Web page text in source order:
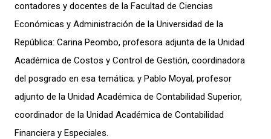
contadores y docentes de la Facultad de Ciencias
Económicas y Administración de la Universidad de la
República: Carina Peombo, profesora adjunta de la Unidad
Académica de Costos y Control de Gestión, coordinadora
del posgrado en esa temática; y Pablo Moyal, profesor
adjunto de la Unidad Académica de Contabilidad Superior,
coordinador de la Unidad Académica de Contabilidad
Financiera y Especiales.